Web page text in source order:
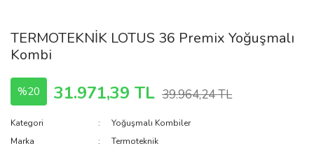
TERMOTEKNİK LOTUS 36 Premix Yoğuşmalı
Kombi
%20 31.971,39 TL 39.964,24 TL
Kategori
Yoğuşmalı Kombiler
Marka
Termoteknik